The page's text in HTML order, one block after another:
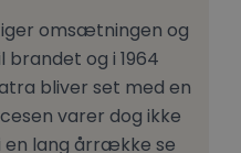
omsætningen og
og i 1964
bliver set med en
varer dog ikke
en lang årrække se